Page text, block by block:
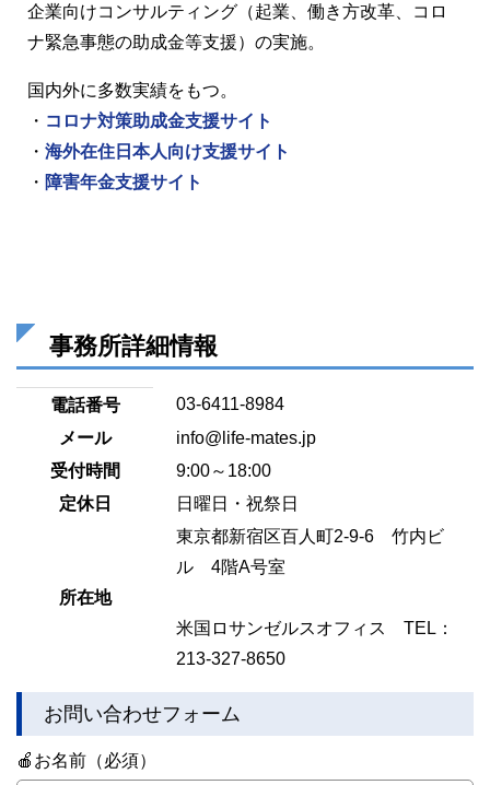
企業向けコンサルティング（起業、働き方改革、コロ
ナ緊急事態の助成金等支援）の実施。
国内外に多数実績をもつ。
・ コロナ対策助成金支援サイト
・ 海外在住日本人向け支援サイト
・ 障害年金支援サイト
事務所詳細情報
電話番号
03-6411-8984
メール
info@life-mates.jp
受付時間
9:00～18:00
定休日
日曜日・祝祭日
所在地
東京都新宿区百人町2-9-6 竹内ビ
ル 4階A号室
米国ロサンゼルスオフィス TEL：
213-327-8650
お問い合わせフォーム
🍎お名前（必須）